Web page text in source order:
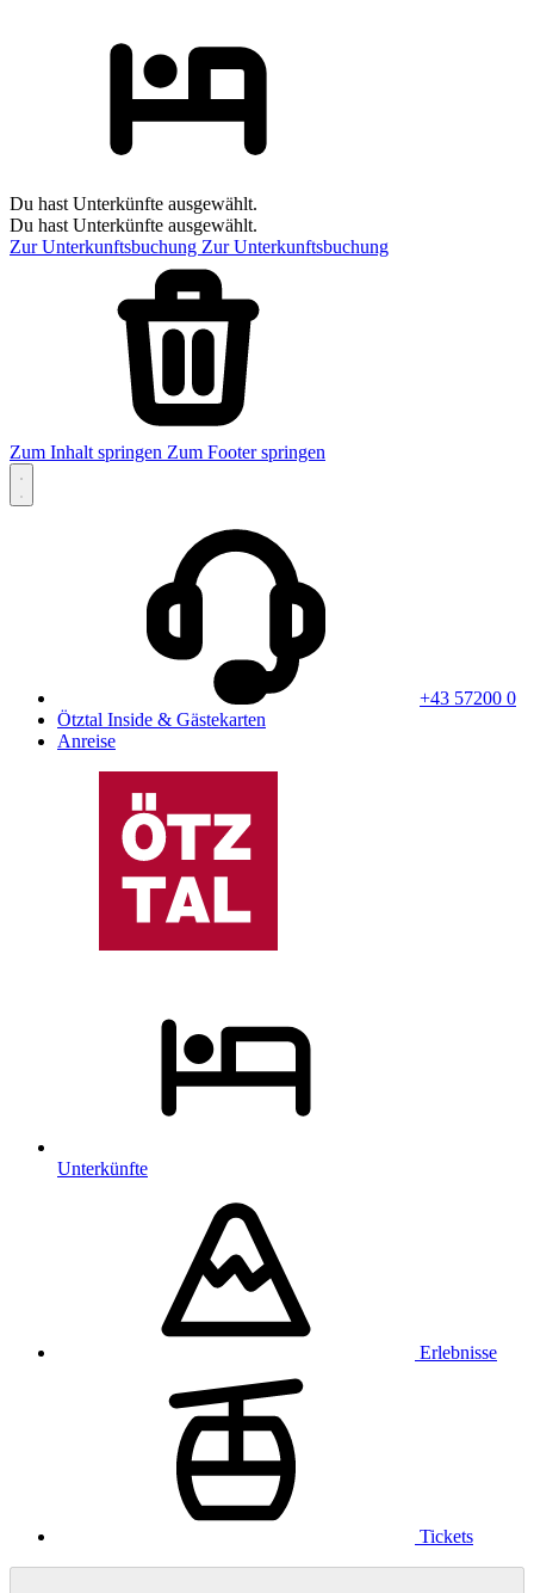
Du hast Unterkünfte ausgewählt.
Du hast Unterkünfte ausgewählt.
Zur Unterkunftsbuchung Zur Unterkunftsbuchung
Zum Inhalt springen Zum Footer springen
+43 57200 0
Ötztal Inside & Gästekarten
Anreise
Unterkünfte
Erlebnisse
Tickets